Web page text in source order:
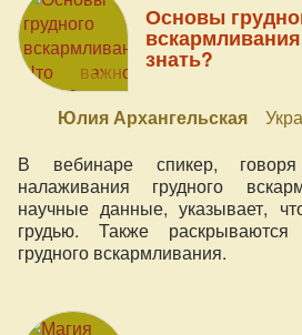
Основы
знать?
Юлия Архангельская
В вебинаре спикер,
налаживания грудного
научные данные, указывает,
грудью. Также
грудного вскармливания.